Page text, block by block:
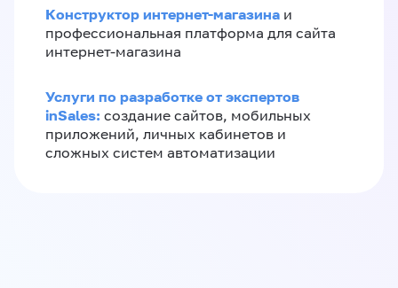
Конструктор интернет-магазина и
профессиональная платформа для сайта
интернет-магазина
Услуги по разработке от экспертов
inSales: создание сайтов, мобильных
приложений, личных кабинетов и
сложных систем автоматизации